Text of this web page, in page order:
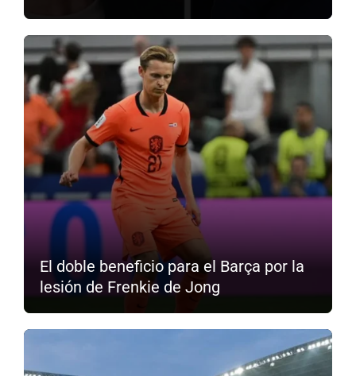
El doble beneficio para el Barça por la
lesión de Frenkie de Jong